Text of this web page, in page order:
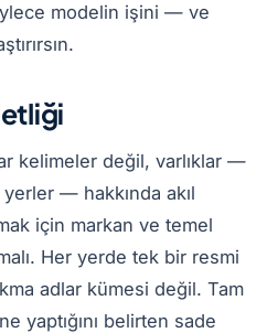
modelin işini — ve
kelimeler değil, varlıklar —
— hakkında akıl
için markan ve temel
Her yerde tek bir resmi
adlar kümesi değil. Tam
yaptığını belirten sade